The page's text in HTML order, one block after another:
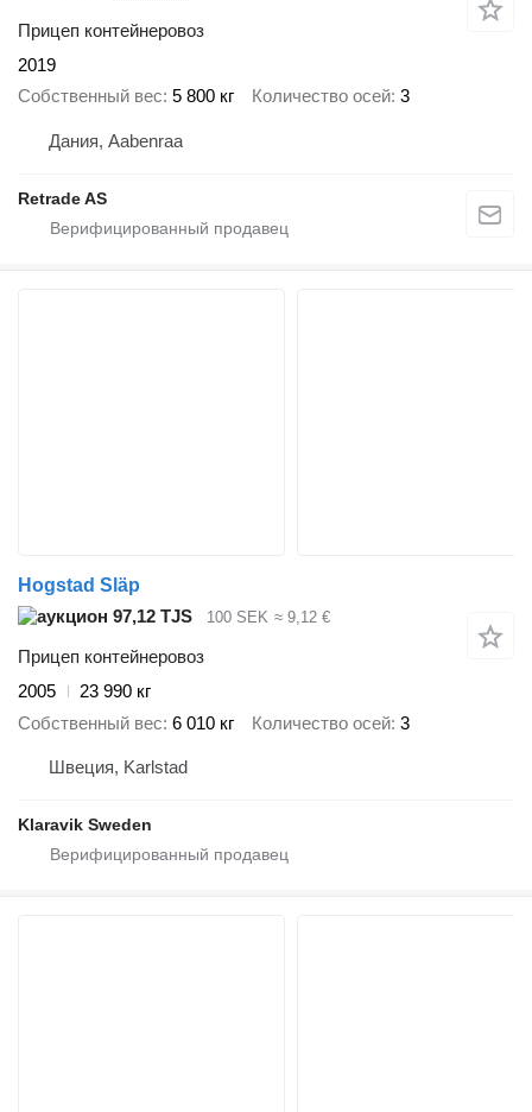
Прицеп контейнеровоз
2019
Собственный вес 5 800 кг Количество осей 3
Дания, Aabenraa
Retrade AS
Hogstad Släp
97,12 TJS
100 SEK ≈ 9,12 €
Прицеп контейнеровоз
2005
23 990 кг
Собственный вес 6 010 кг Количество осей 3
Швеция, Karlstad
Klaravik Sweden